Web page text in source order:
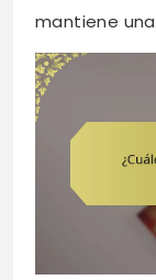
mantiene